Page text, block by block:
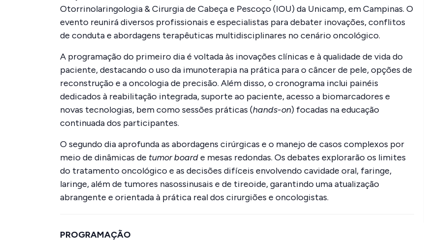
Otorrinolaringologia & Cirurgia de Cabeça e Pescoço (IOU) da Unicamp, em Campinas. O
evento reunirá diversos profissionais e especialistas para debater inovações, conflitos
de conduta e abordagens terapêuticas multidisciplinares no cenário oncológico.
A programação do primeiro dia é voltada às inovações clínicas e à qualidade de vida do
paciente, destacando o uso da imunoterapia na prática para o câncer de pele, opções de
reconstrução e a oncologia de precisão. Além disso, o cronograma inclui painéis
dedicados à reabilitação integrada, suporte ao paciente, acesso a biomarcadores e
novas tecnologias, bem como sessões práticas (hands-on) focadas na educação
continuada dos participantes.
O segundo dia aprofunda as abordagens cirúrgicas e o manejo de casos complexos por
meio de dinâmicas de tumor boarde mesas redondas. Os debates explorarão os limites
do tratamento oncológico e as decisões difíceis envolvendo cavidade oral, faringe,
laringe, além de tumores nasossinusais e de tireoide, garantindo uma atualização
abrangente e orientada à prática real dos cirurgiões e oncologistas.
PROGRAMAÇÃO